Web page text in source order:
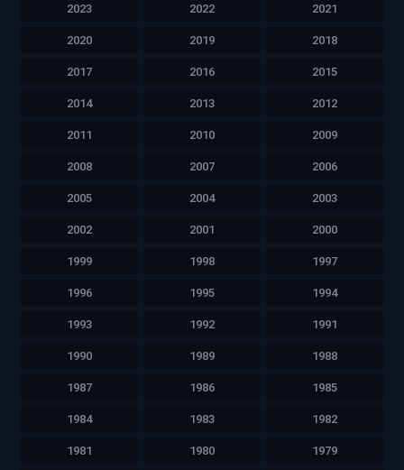
2023 2022 2021
2020 2019 2018
2017 2016 2015
2014 2013 2012
2011 2010 2009
2008 2007 2006
2005 2004 2003
2002 2001 2000
1999 1998 1997
1996 1995 1994
1993 1992 1991
1990 1989 1988
1987 1986 1985
1984 1983 1982
1981 1980 1979